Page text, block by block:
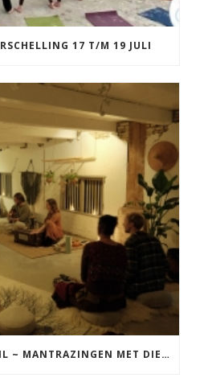
17 T/M 19 JULI
KIRTAN VRIJDAG 3 APRIL ~ MANTRAZINGEN MET DIEDERICK IN LEEUWARDEN